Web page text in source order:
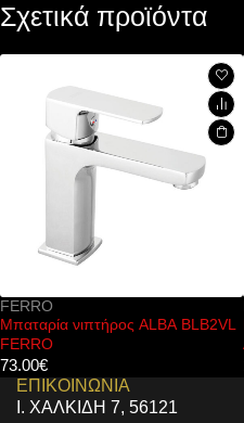
Σχετικά προϊόντα
ALBA BLB2VL Μπαταρία
ALGEO
ΕΠΙΚΟΙΝΩΝΙΑ
Ι. ΧΑΛΚΙΔΗ 7, 56121